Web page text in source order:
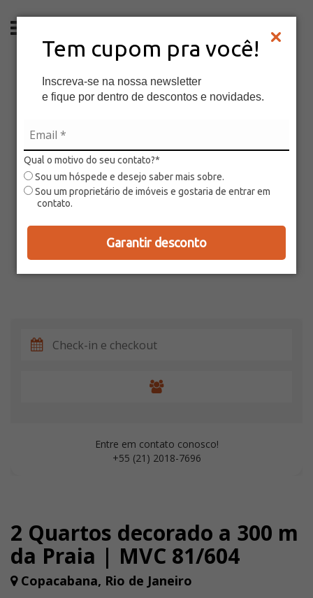
Tem cupom pra você!
Inscreva-se na nossa newsletter
e fique por dentro de descontos e novidades.
Qual o motivo do seu contato?*
Sou um hóspede e desejo saber mais sobre.
Sou um proprietário de imóveis e gostaria de entrar em
contato.
Garantir desconto
2 Quartos decorado a 300 m
da Praia | MVC 81/604
Copacabana, Rio de Janeiro
Entre em contato conosco!
+55 (21) 2018-7696